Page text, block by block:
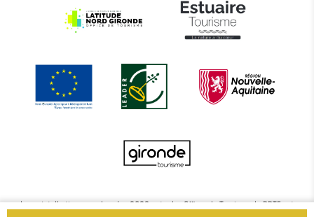
Le projet d’actions coordonnées 2022 entre les Offices de Tourisme de BBTE est